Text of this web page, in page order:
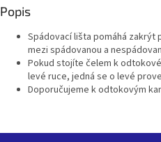
Popis
Spádovací lišta pomáhá
mezi spádovanou a
Pokud stojíte čelem k
levé ruce, jedná se o levé
Doporučujeme k odtokovým